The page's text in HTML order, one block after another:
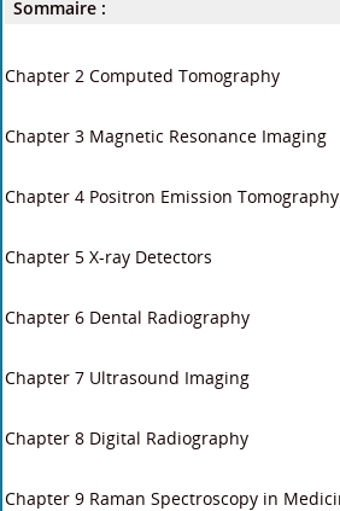
Sommaire :
Chapter 2 Computed Tomography
Chapter 3 Magnetic Resonance Imaging
Chapter 4 Positron Emission Tomography
Chapter 5 X-ray Detectors
Chapter 6 Dental Radiography
Chapter 7 Ultrasound Imaging
Chapter 8 Digital Radiography
Chapter 9 Raman Spectroscopy in